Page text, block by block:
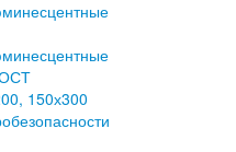
150х300